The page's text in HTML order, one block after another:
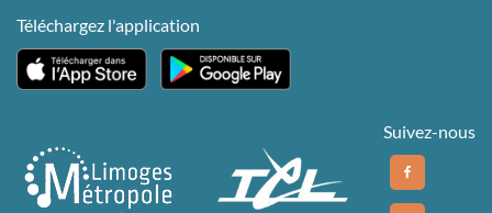
Téléchargez l'application
Suivez-nous